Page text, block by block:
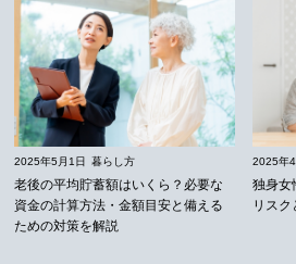
2025年5月1日 暮らし方
老後の平均貯蓄額はいくら？必要な
資金の計算方法・金額目安と備える
ための対策を解説
2025年
独身女
リスク